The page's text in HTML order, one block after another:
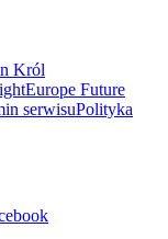
Król
Europe Future
serwisuPolityka